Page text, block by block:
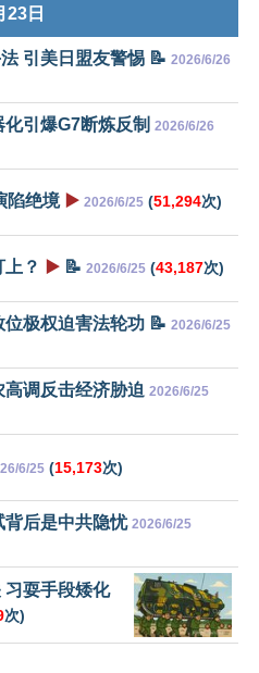
23日
引美日盟友警惕 📝 2026/6/26
引爆G7断炼反制 2026/6/26
陷绝境 ▶️ 2026/6/25 (51,294次)
？ ▶️ 📝 2026/6/25 (43,187次)
极权迫害法轮功 📝 2026/6/25
调反击经济胁迫 2026/6/25
6/25 (15,173次)
背后是中共隐忧 2026/6/25
习耍手段矮化
次)